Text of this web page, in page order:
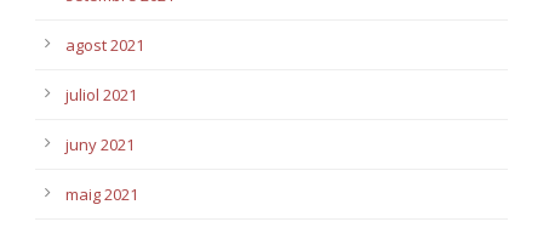
agost 2021
juliol 2021
juny 2021
maig 2021